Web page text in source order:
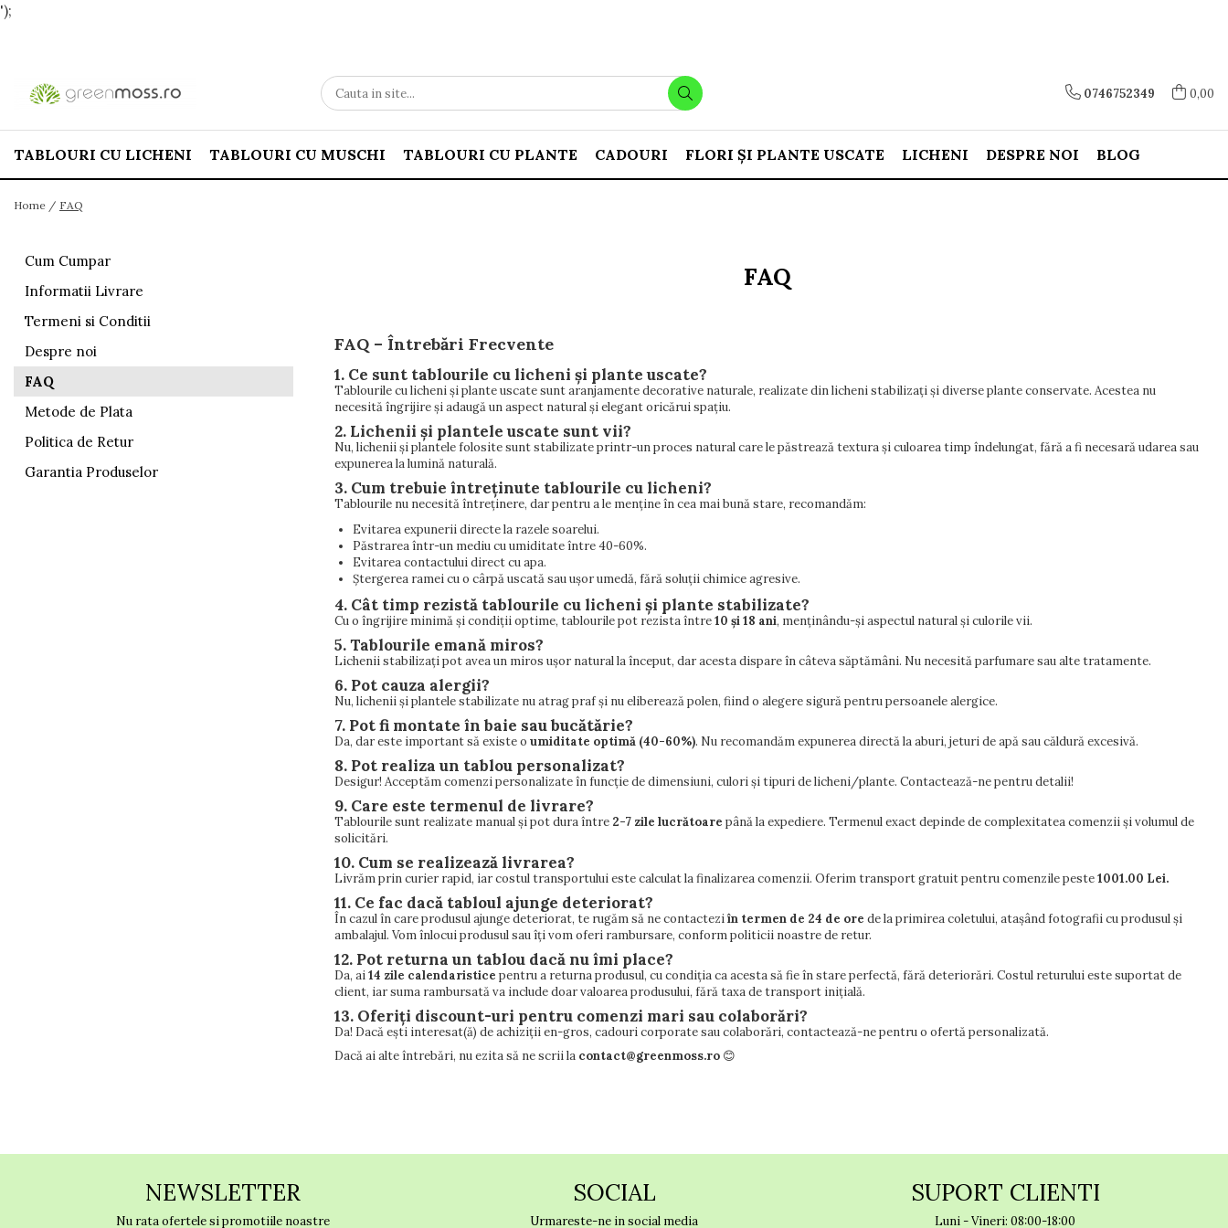
');
0746752349 0,00
TABLOURI CU LICHENI TABLOURI CU MUSCHI TABLOURI CU PLANTE CADOURI FLORI ȘI PLANTE USCATE LICHENI DESPRE NOI BLOG
Home / FAQ
FAQ
FAQ – Întrebări Frecvente
1. Ce sunt tablourile cu licheni și plante uscate?
Tablourile cu licheni și plante uscate sunt aranjamente decorative naturale, realizate din licheni stabilizați și diverse plante conservate. Acestea nu
necesită îngrijire și adaugă un aspect natural și elegant oricărui spațiu.
2. Lichenii și plantele uscate sunt vii?
Nu, lichenii și plantele folosite sunt stabilizate printr-un proces natural care le păstrează textura și culoarea timp îndelungat, fără a fi necesară udarea sau
expunerea la lumină naturală.
3. Cum trebuie întreținute tablourile cu licheni?
Tablourile nu necesită întreținere, dar pentru a le menține în cea mai bună stare, recomandăm:
Evitarea expunerii directe la razele soarelui.
Păstrarea într-un mediu cu umiditate între 40-60%.
Evitarea contactului direct cu apa.
Ștergerea ramei cu o cârpă uscată sau ușor umedă, fără soluții chimice agresive.
4. Cât timp rezistă tablourile cu licheni și plante stabilizate?
Cu o îngrijire minimă și condiții optime, tablourile pot rezista între10 și 18 ani, menținându-și aspectul natural și culorile vii.
5. Tablourile emană miros?
Lichenii stabilizați pot avea un miros ușor natural la început, dar acesta dispare în câteva săptămâni. Nu necesită parfumare sau alte tratamente.
6. Pot cauza alergii?
Nu, lichenii și plantele stabilizate nu atrag praf și nu eliberează polen, fiind o alegere sigură pentru persoanele alergice.
7. Pot fi montate în baie sau bucătărie?
Da, dar este important să existe o umiditate optimă (40-60%). Nu recomandăm expunerea directă la aburi, jeturi de apă sau căldură excesivă.
8. Pot realiza un tablou personalizat?
Desigur! Acceptăm comenzi personalizate în funcție de dimensiuni, culori și tipuri de licheni/plante. Contactează-ne pentru detalii!
9. Care este termenul de livrare?
Tablourile sunt realizate manual și pot dura între 2-7 zile lucrătoare până la expediere. Termenul exact depinde de complexitatea comenzii și volumul de
solicitări.
10. Cum se realizează livrarea?
Livrăm prin curier rapid, iar costul transportului este calculat la finalizarea comenzii. Oferim transport gratuit pentru comenzile peste1001.00 Lei.
11. Ce fac dacă tabloul ajunge deteriorat?
În cazul în care produsul ajunge deteriorat, te rugăm să ne contacteziîn termen de 24 de ore de la primirea coletului, atașând fotografii cu produsul și
ambalajul. Vom înlocui produsul sau îți vom oferi rambursare, conform politicii noastre de retur.
12. Pot returna un tablou dacă nu îmi place?
Da, ai14 zile calendaristice pentru a returna produsul, cu condiția ca acesta să fie în stare perfectă, fără deteriorări. Costul returului este suportat de
client, iar suma rambursată va include doar valoarea produsului, fără taxa de transport inițială.
13. Oferiți discount-uri pentru comenzi mari sau colaborări?
Da! Dacă ești interesat(ă) de achiziții en-gros, cadouri corporate sau colaborări, contactează-ne pentru o ofertă personalizată.
Dacă ai alte întrebări, nu ezita să ne scrii la contact@greenmoss.ro 😊
Cum Cumpar
Informatii Livrare
Termeni si Conditii
Despre noi
FAQ
Metode de Plata
Politica de Retur
Garantia Produselor
NEWSLETTER
Nu rata ofertele si promotiile noastre
SOCIAL
Urmareste-ne in social media
SUPORT CLIENTI
Luni - Vineri: 08:00-18:00